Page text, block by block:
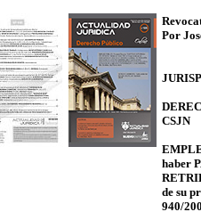
Por
CSJN
haber
de su
940/